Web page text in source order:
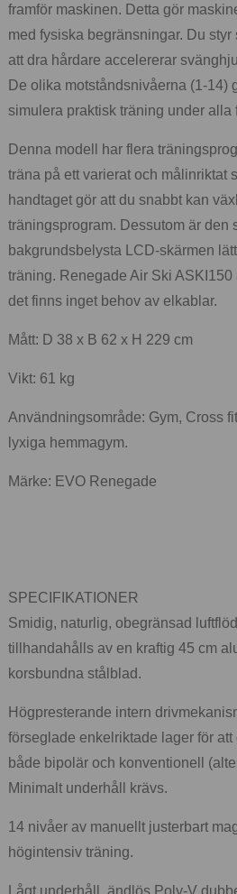
framför maskinen. Detta gör
med fysiska begränsningar. Du
att dra hårdare accelererar
De olika motståndsnivåerna (1-14)
simulera praktisk träning under alla
Denna modell har flera
träna på ett varierat och målinriktat
handtaget gör att du snabbt kan
träningsprogram. Dessutom är den
bakgrundsbelysta LCD-skärmen
träning. Renegade Air Ski
det finns inget behov av elkablar.
Mått: D 38 x B 62 x H 229 cm
Vikt: 61 kg
Användningsområde: Gym, Cross
lyxiga hemmagym.
Märke: EVO Renegade
SPECIFIKATIONER
Smidig, naturlig, obegränsad
tillhandahålls av en kraftig 45 cm
korsbundna stålblad.
Högpresterande intern
förseglade enkelriktade lager för
både bipolär och konventionell
Minimalt underhåll krävs.
14 nivåer av manuellt justerbart
högintensiv träning.
Lågt underhåll, ändlös Poly-V